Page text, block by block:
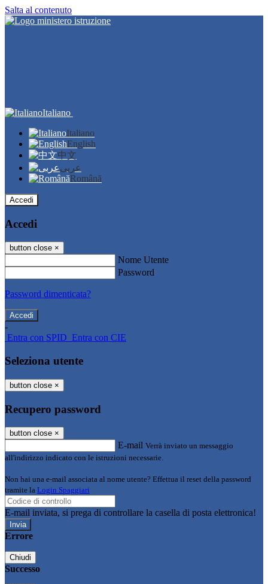
Salta al contenuto
Italiano
Italiano
English
中文
عربى
Română
Accedi
Accedi
button close ×
Nome Utente
Password
Password dimenticata?
-
Entra con SPID Entra con CIE
Seleziona utente
button close ×
Recupero password
button close ×
E-mail Verrà inviato un messaggio
all'indirizzo indicato con le istruzioni necessarie.
Non hai una e-mail associata al nome utente? Effettua il reset della password
tramite la Login Spaggiari
E-mail inviata, si prega di controllare la casella di posta elettronica!
Errore
Chiudi
Successo